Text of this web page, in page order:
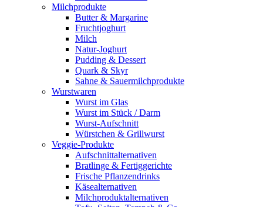
Milchprodukte
Butter & Margarine
Fruchtjoghurt
Milch
Natur-Joghurt
Pudding & Dessert
Quark & Skyr
Sahne & Sauermilchprodukte
Wurstwaren
Wurst im Glas
Wurst im Stück / Darm
Wurst-Aufschnitt
Würstchen & Grillwurst
Veggie-Produkte
Aufschnittalternativen
Bratlinge & Fertiggerichte
Frische Pflanzendrinks
Käsealternativen
Milchproduktalternativen